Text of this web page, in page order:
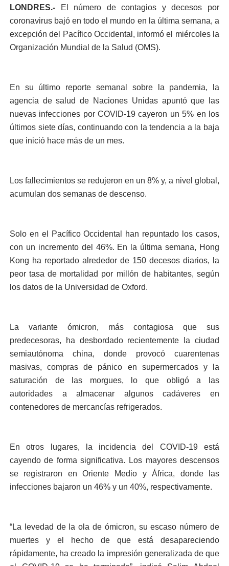
LONDRES.-El número de contagios y decesos por
coronavirus bajó en todo el mundo en la última semana, a
excepción del Pacífico Occidental, informó el miércoles la
Organización Mundial de la Salud (OMS).
En su último reporte semanal sobre la pandemia, la
agencia de salud de Naciones Unidas apuntó que las
nuevas infecciones por COVID-19 cayeron un 5% en los
últimos siete días, continuando con la tendencia a la baja
que inició hace más de un mes.
Los fallecimientos se redujeron en un 8% y, a nivel global,
acumulan dos semanas de descenso.
Solo en el Pacífico Occidental han repuntado los casos,
con un incremento del 46%. En la última semana, Hong
Kong ha reportado alrededor de 150 decesos diarios, la
peor tasa de mortalidad por millón de habitantes, según
los datos de la Universidad de Oxford.
La variante ómicron, más contagiosa que sus
predecesoras, ha desbordado recientemente la ciudad
semiautónoma china, donde provocó cuarentenas
masivas, compras de pánico en supermercados y la
saturación de las morgues, lo que obligó a las
autoridades a almacenar algunos cadáveres en
contenedores de mercancías refrigerados.
En otros lugares, la incidencia del COVID-19 está
cayendo de forma significativa. Los mayores descensos
se registraron en Oriente Medio y África, donde las
infecciones bajaron un 46% y un 40%, respectivamente.
“La levedad de la ola de ómicron, su escaso número de
muertes y el hecho de que está desapareciendo
rápidamente, ha creado la impresión generalizada de que